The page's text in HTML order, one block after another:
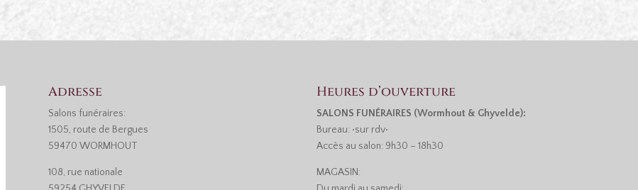
Adresse
Salons funéraires:
1505, route de Bergues
59470 WORMHOUT
108, rue nationale
Heures d’ouverture
SALONS FUNÉRAIRES (Wormhout & Ghyvelde):
Bureau: •sur rdv•
Accès au salon: 9h30 – 18h30
MAGASIN: